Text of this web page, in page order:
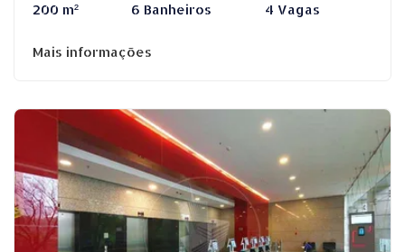
200 m² 6 Banheiros 4 Vagas
Mais informações